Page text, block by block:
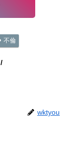
不倫
wktyou